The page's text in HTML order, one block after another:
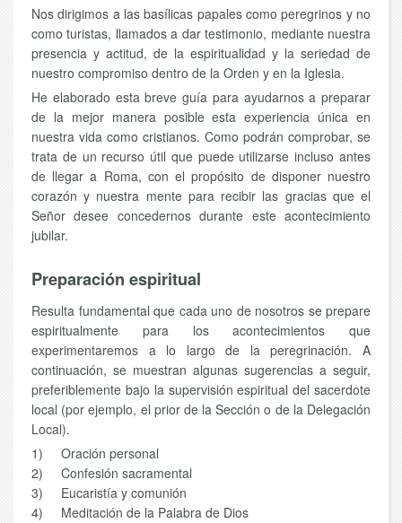
Nos dirigimos a las basílicas papales como peregrinos y no
como turistas, llamados a dar testimonio, mediante nuestra
presencia y actitud, de la espiritualidad y la seriedad de
nuestro compromiso dentro de la Orden y en la Iglesia.
He elaborado esta breve guía para ayudarnos a preparar
de la mejor manera posible esta experiencia única en
nuestra vida como cristianos. Como podrán comprobar, se
trata de un recurso útil que puede utilizarse incluso antes
de llegar a Roma, con el propósito de disponer nuestro
corazón y nuestra mente para recibir las gracias que el
Señor desee concedernos durante este acontecimiento
jubilar.
Preparación espiritual
Resulta fundamental que cada uno de nosotros se prepare
espiritualmente para los acontecimientos que
experimentaremos a lo largo de la peregrinación. A
continuación, se muestran algunas sugerencias a seguir,
preferiblemente bajo la supervisión espiritual del sacerdote
local (por ejemplo, el prior de la Sección o de la Delegación
Local).
1) Oración personal
2) Confesión sacramental
3) Eucaristía y comunión
4) Meditación de la Palabra de Dios